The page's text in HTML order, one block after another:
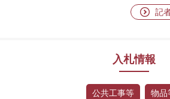
記
入札情報
公共工事等 物品